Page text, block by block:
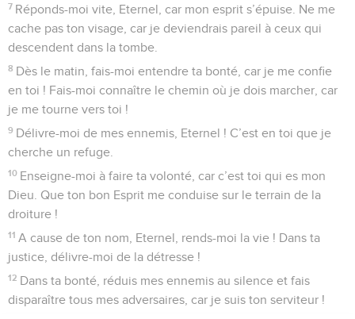
7 Réponds-moi vite, Eternel, car mon esprit s’épuise. Ne me
cache pas ton visage, car je deviendrais pareil à ceux qui
descendent dans la tombe.
8 Dès le matin, fais-moi entendre ta bonté, car je me confie
en toi ! Fais-moi connaître le chemin où je dois marcher, car
je me tourne vers toi !
9 Délivre-moi de mes ennemis, Eternel ! C’est en toi que je
cherche un refuge.
10 Enseigne-moi à faire ta volonté, car c’est toi qui es mon
Dieu. Que ton bon Esprit me conduise sur le terrain de la
droiture !
11 A cause de ton nom, Eternel, rends-moi la vie ! Dans ta
justice, délivre-moi de la détresse !
12 Dans ta bonté, réduis mes ennemis au silence et fais
disparaître tous mes adversaires, car je suis ton serviteur !